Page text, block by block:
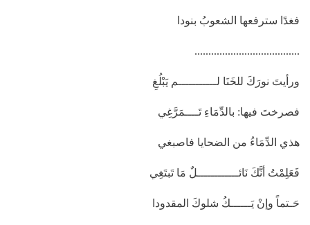
فغدًا سترفعها الشعوبُ بنودا
......................................
ورأيتَ نورَكَ للخَنَا لـــــــــــم يَبْلُغِ
فصرختَ فيها: بالدِّمَاءِ تَــــمَرَّغِي
هذي الدِّمَاءُ من الضحايا فاصبغي
فَعَلِمْتُ أنَّكَ نَائــــــــــــلٌ مَا تَبتَغِي
حَـتماً وإنْ يَــــــكُ شلوكَ المقدودا